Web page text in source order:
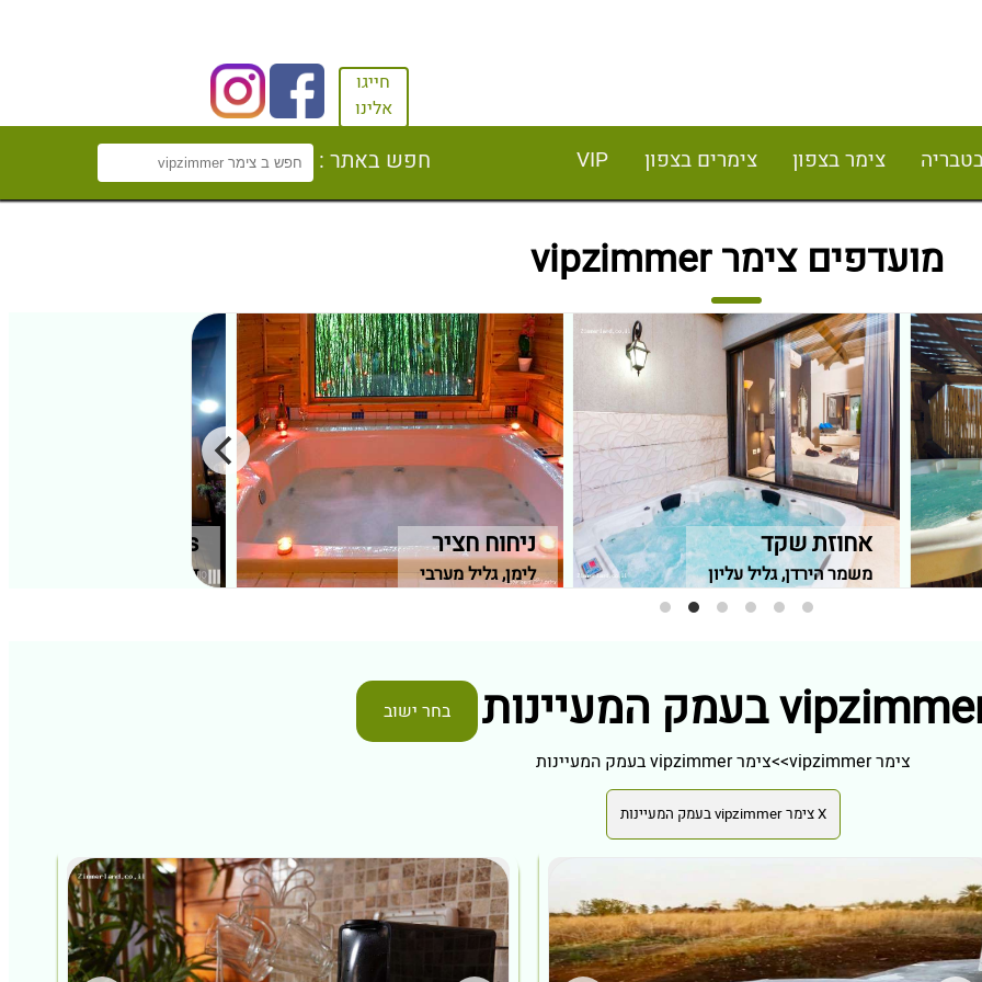
חייגו
אלינו
צימר בצפון צימרים בצפון VIP חפש באתר :
מועדפים צימר vipzimmer
sunset hills
דלית אל כרמל, חיפה וחוף
ניחוח חציר
לימן, גליל מערבי
אחוזת שקד
משמר הירדן, גליל עליון
בחר ישוב
צימר vipzimmer
>>צימר vipzimmer בעמק המעיינות
X צימר vipzimmer בעמק המעיינות